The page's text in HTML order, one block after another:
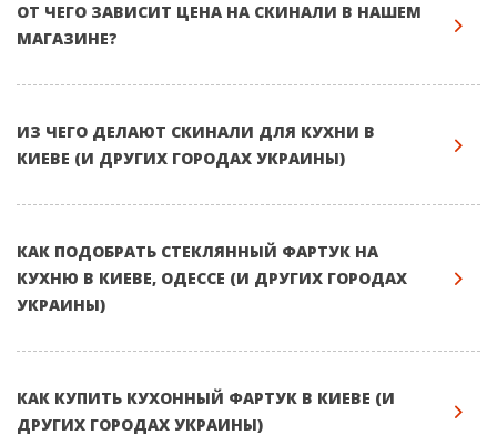
ОТ ЧЕГО ЗАВИСИТ ЦЕНА НА СКИНАЛИ В НАШЕМ
МАГАЗИНЕ?
ИЗ ЧЕГО ДЕЛАЮТ СКИНАЛИ ДЛЯ КУХНИ В
КИЕВЕ (И ДРУГИХ ГОРОДАХ УКРАИНЫ)
КАК ПОДОБРАТЬ СТЕКЛЯННЫЙ ФАРТУК НА
КУХНЮ В КИЕВЕ, ОДЕССЕ (И ДРУГИХ ГОРОДАХ
УКРАИНЫ)
КАК КУПИТЬ КУХОННЫЙ ФАРТУК В КИЕВЕ (И
ДРУГИХ ГОРОДАХ УКРАИНЫ)